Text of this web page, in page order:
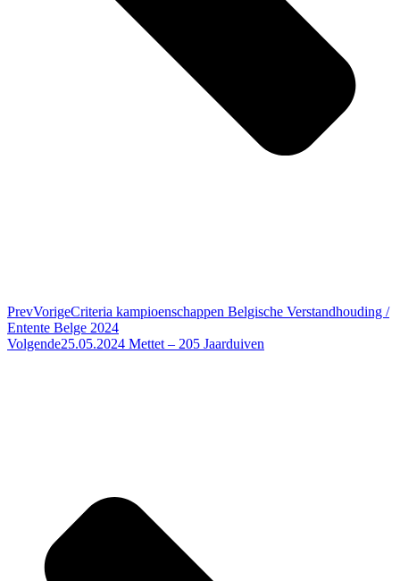
PrevVorigeCriteria kampioenschappen Belgische Verstandhouding /
Entente Belge 2024
Volgende25.05.2024 Mettet – 205 Jaarduiven